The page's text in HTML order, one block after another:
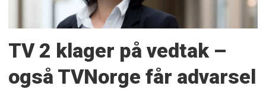
TV 2 klager på vedtak –
også TVNorge får advarsel